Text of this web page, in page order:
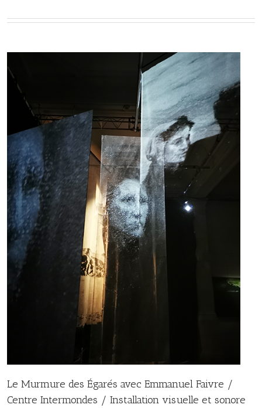
Le Murmure des Égarés avec Emmanuel Faivre /
Centre Intermondes / Installation visuelle et sonore